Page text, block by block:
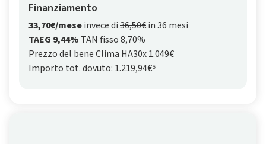
Finanziamento
33,70€/meseinvece di36,50€in 36 mesi
TAEG 9,44% TAN fisso 8,70%
Prezzo del bene Clima HA30x 1.049€
Importo tot. dovuto: 1.219,94€⁵